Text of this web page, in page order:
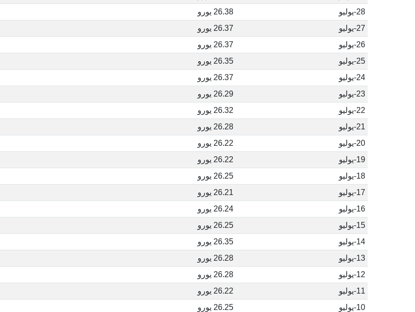
28-يوليو
26.38 يورو
27-يوليو
26.37 يورو
26-يوليو
26.37 يورو
25-يوليو
26.35 يورو
24-يوليو
26.37 يورو
23-يوليو
26.29 يورو
22-يوليو
26.32 يورو
21-يوليو
26.28 يورو
20-يوليو
26.22 يورو
19-يوليو
26.22 يورو
18-يوليو
26.25 يورو
17-يوليو
26.21 يورو
16-يوليو
26.24 يورو
15-يوليو
26.25 يورو
14-يوليو
26.35 يورو
13-يوليو
26.28 يورو
12-يوليو
26.28 يورو
11-يوليو
26.22 يورو
10-يوليو
26.25 يورو